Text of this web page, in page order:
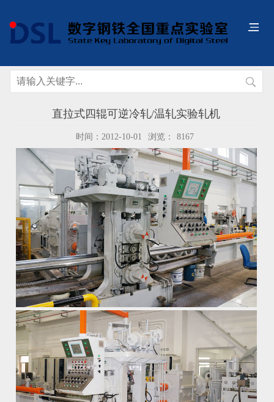
直拉式四辊可逆冷轧/温轧实验轧机
时间：2012-10-01 浏览： 8167